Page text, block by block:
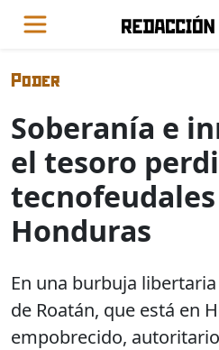
Poder
Soberanía e
el tesoro
Honduras
En una burbuja
de Roatán, que está en
empobrecido,